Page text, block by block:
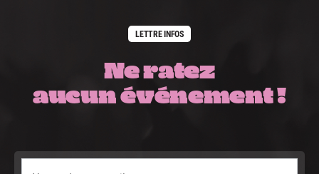
LETTRE INFOS
Ne ratez
aucun événement !